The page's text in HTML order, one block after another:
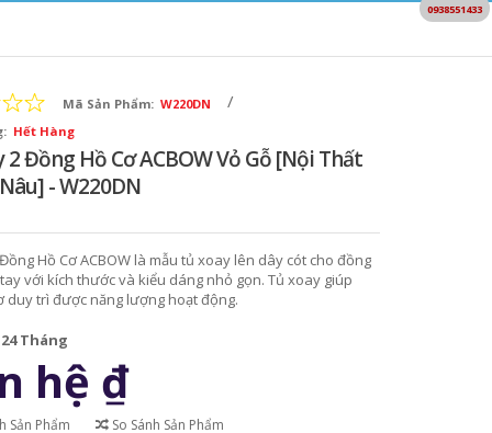
Mã Sản Phẩm: W220DN /
Hết Hàng
2 Đồng Hồ Cơ ACBOW Vỏ Gỗ [Nội Thất
- W220DN
Hồ Cơ ACBOW là mẫu tủ xoay lên dây cót cho đồng
với kích thước và kiểu dáng nhỏ gọn. Tủ xoay giúp
duy trì được năng lượng hoạt động.
24 Tháng
hệ ₫
Sản Phẩm So Sánh Sản Phẩm
0938551433